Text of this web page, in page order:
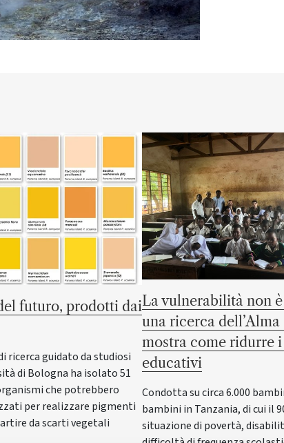
futuro, prodotti dai
ricerca guidato da studiosi
di Bologna ha isolato 51
che potrebbero
per realizzare pigmenti
da scarti vegetali
La vulnerabilità non
una ricerca
mostra come ridurre
educativi
Condotta su circa 6.000
bambini in Tanzania, di cui il
situazione di povertà,